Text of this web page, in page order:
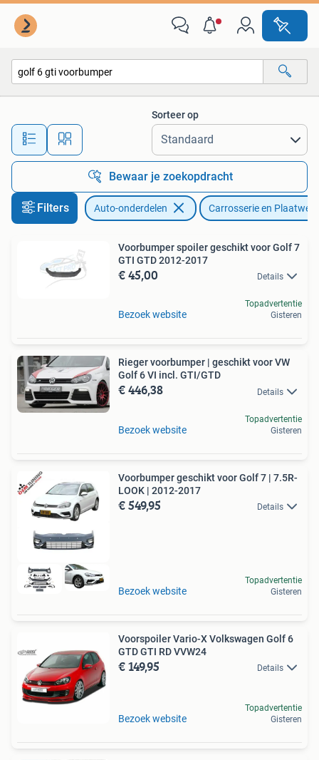
Alle afstanden…
Sorteer op
Bewaar je zoekopdracht
Filters Auto-onderdelen Carrosserie en Plaatwerk
Voorbumper spoiler geschikt voor Golf 7
GTI GTD 2012-2017
€ 45,00 Details
Bezoek website
Topadvertentie
Gisteren
Rieger voorbumper | geschikt voor VW
Golf 6 VI incl. GTI/GTD
€ 446,38 Details
Bezoek website
Topadvertentie
Gisteren
Voorbumper geschikt voor Golf 7 | 7.5R-
LOOK | 2012-2017
€ 549,95 Details
Bezoek website
Topadvertentie
Gisteren
Voorspoiler Vario-X Volkswagen Golf 6
GTD GTI RD VVW24
€ 149,95 Details
Bezoek website
Topadvertentie
Gisteren